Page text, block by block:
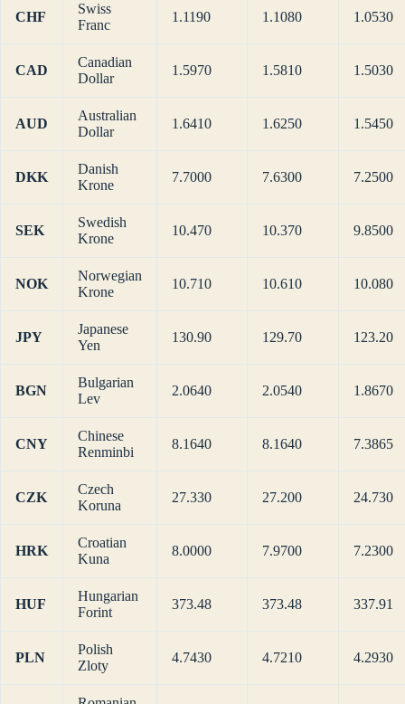
CHF
Swiss
Franc
1.1190 1.1080 1.0530
CAD
Canadian
Dollar
1.5970 1.5810 1.5030
AUD
Australian
Dollar
1.6410 1.6250 1.5450
DKK
Danish
Krone
7.7000 7.6300 7.2500
SEK
Swedish
Krone
10.470 10.370 9.8500
NOK
Norwegian
Krone
10.710 10.610 10.080
JPY
Japanese
Yen
130.90 129.70 123.20
BGN
Bulgarian
Lev
2.0640 2.0540 1.8670
CNY
Chinese
Renminbi
8.1640 8.1640 7.3865
CZK
Czech
Koruna
27.330 27.200 24.730
HRK
Croatian
Kuna
8.0000 7.9700 7.2300
HUF
Hungarian
Forint
373.48 373.48 337.91
PLN
Polish
Zloty
4.7430 4.7210 4.2930